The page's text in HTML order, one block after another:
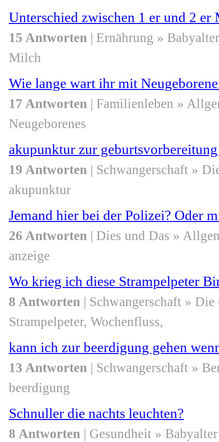
Unterschied zwischen 1 er und 2 er
15 Antworten | Ernährung » Babyalter
Milch
Wie lange wart ihr mit
17 Antworten | Familienleben »
Neugeborenes
akupunktur zur
19 Antworten | Schwangerschaft »
akupunktur
Jemand hier bei der Polizei? Oder
26 Antworten | Dies und Das »
anzeige
Wo krieg ich diese Strampelpeter
8 Antworten | Schwangerschaft » Die
Strampelpeter, Wochenfluss,
kann ich zur beerdigung gehen
13 Antworten | Schwangerschaft »
beerdigung
Schnuller die nachts leuchten?
8 Antworten | Gesundheit » Babyalter